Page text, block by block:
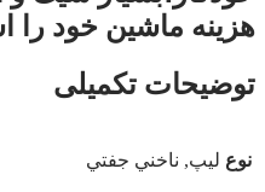
هزینه ماشین خود را
توضیحات تکمیلی
نوع ليپ, ناخني جفتي